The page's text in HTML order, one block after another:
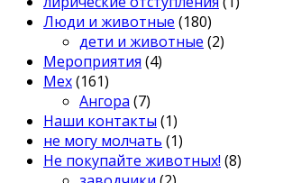
Люди и животные (180)
дети и животные (2)
Мероприятия (4)
Мех(161)
Ангора (7)
Наши контакты (1)
не могу молчать (1)
Не покупайте животных! (8)